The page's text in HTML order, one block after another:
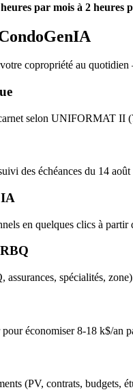
par mois à 2 heures
copropriété au
selon UNIFORMAT II
des échéances du 14
IA
en quelques clics à
spécialités,
économiser 8-18 k$/an
(PV, contrats, budgets,